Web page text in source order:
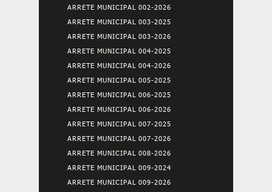
ARRETE MUNICIPAL 002-2026
ARRETE MUNICIPAL 003-2025
ARRETE MUNICIPAL 003-2026
ARRETE MUNICIPAL 004-2025
ARRETE MUNICIPAL 004-2026
ARRETE MUNICIPAL 005-2025
ARRETE MUNICIPAL 006-2025
ARRETE MUNICIPAL 006-2026
ARRETE MUNICIPAL 007-2025
ARRETE MUNICIPAL 007-2026
ARRETE MUNICIPAL 008-2026
ARRETE MUNICIPAL 009-2024
ARRETE MUNICIPAL 009-2026